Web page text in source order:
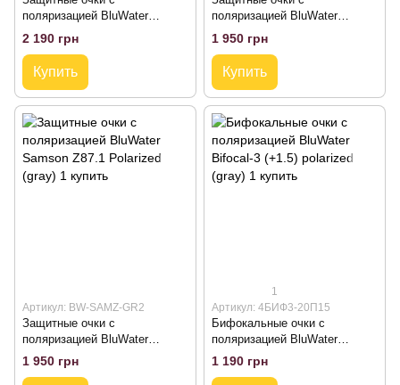
поляризацией BluWater
Samson-3 Z87.1 Polarized
2 190 грн
Купить
поляризацией BluWater
Samson White Z87.1 Polarized
1 950 грн
Купить
Артикул: BW-SAMZ-GR2
Защитные очки с
поляризацией BluWater
Samson Z87.1 Polarized (gray)
1 950 грн
1
Артикул: 4БИФ3-20П15
Бифокальные очки с
поляризацией BluWater
Bifocal-3 (+1.5) polarized (gray)
1 190 грн